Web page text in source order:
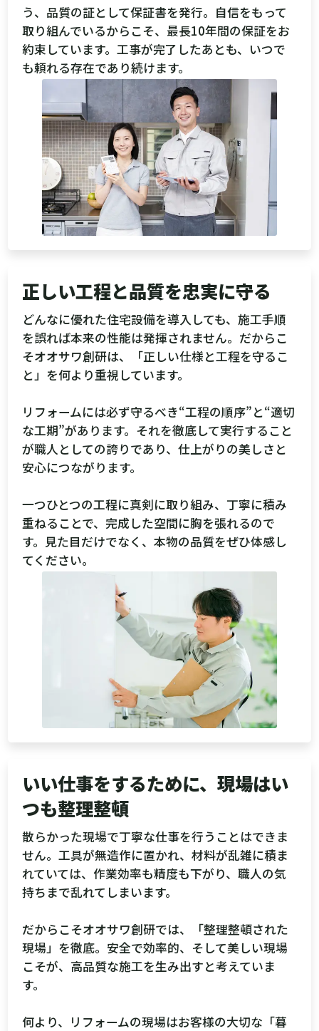
う、品質の証として保証書を発行。自信をもって
取り組んでいるからこそ、最長10年間の保証をお
約束しています。工事が完了したあとも、いつで
も頼れる存在であり続けます。
正しい工程と品質を忠実に守る
どんなに優れた住宅設備を導入しても、施工手順
を誤れば本来の性能は発揮されません。だからこ
そオオサワ創研は、「正しい仕様と工程を守るこ
と」を何より重視しています。
リフォームには必ず守るべき“工程の順序”と“適切
な工期”があります。それを徹底して実行すること
が職人としての誇りであり、仕上がりの美しさと
安心につながります。
一つひとつの工程に真剣に取り組み、丁寧に積み
重ねることで、完成した空間に胸を張れるので
す。見た目だけでなく、本物の品質をぜひ体感し
てください。
いい仕事をするために、現場はい
つも整理整頓
散らかった現場で丁寧な仕事を行うことはできま
せん。工具が無造作に置かれ、材料が乱雑に積ま
れていては、作業効率も精度も下がり、職人の気
持ちまで乱れてしまいます。
だからこそオオサワ創研では、「整理整頓された
現場」を徹底。安全で効率的、そして美しい現場
こそが、高品質な施工を生み出すと考えていま
す。
何より、リフォームの現場はお客様の大切な「暮